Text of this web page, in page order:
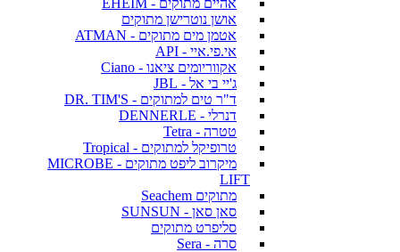
אושן נוטרישן מתוקים
אטמן מים מתוקים - ATMAN
אי.פי.איי - API
אקווריומים ציאנו - Ciano
ג'יי בי אל - JBL
ד"ר טים למתוקים - DR. TIM'S
דנרלי - DENNERLE
טטרה - Tetra
טרופיקל למתוקים - Tropical
מיקרוב ליפט מתוקים - MICROBE
LIFT
מתוקים Seachem
סאן סאן - SUNSUN
סליפרט מתוקים
סרה - Sera